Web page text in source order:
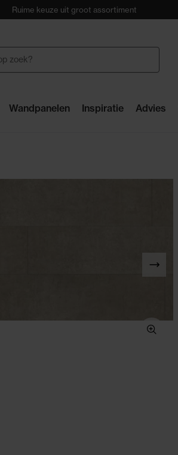
Ruime keuze uit groot assortiment
Wandpanelen Inspiratie Advies